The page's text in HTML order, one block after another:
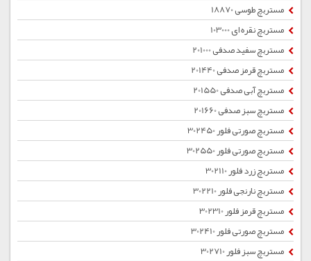
مستربچ طوسی 18870
مستربچ نقره ای 103000
مستربچ سفید صدفی 201000
مستربچ قرمز صدفی 201440
مستربچ آبی صدفی 201550
مستربچ سبز صدفی 201660
مستربچ صورتی فلور 302450
مستربچ صورتی فلور 302550
مستربچ زرد فلور 302110
مستربچ نارنجی فلور 302210
مستربچ قرمز فلور 302310
مستربچ صورتی فلور 302410
مستربچ سبز فلور 302710